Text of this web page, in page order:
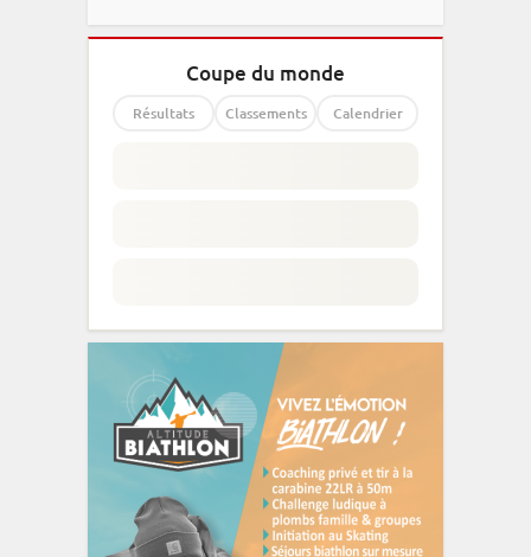
Coupe du monde
Résultats Classements Calendrier